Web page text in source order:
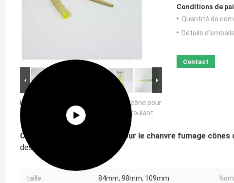
Image Grand :
Convient pré-rouleau cône pour
le chanvre fumage cônes de papier roulant
Conditions de
Quantité de
Détails
Contact
Convient pré-rouleau cône pour le chanvre fumage cônes
description de
taille: 84mm, 98mm, 109mm